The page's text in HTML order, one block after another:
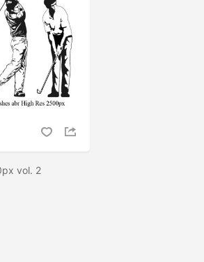
vol. 2